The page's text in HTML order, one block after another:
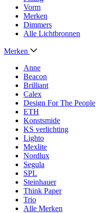
Vorm
Merken
Dimmers
Alle Lichtbronnen
Merken
Anne
Beacon
Brilliant
Calex
Design For The People
ETH
Konstsmide
KS verlichting
Lighto
Mexlite
Nordlux
Segula
SPL
Steinhauer
Think Paper
Trio
Alle Merken